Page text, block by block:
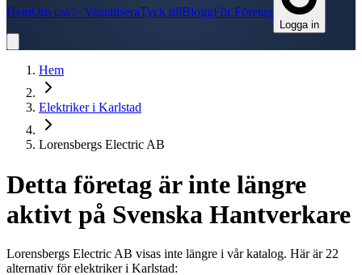
HemOm oss✨ VisualiseraTyck tillBloggFör Företag
Logga in
Hem
Elektrikeri Karlstad
Lorensbergs Electric AB
Detta företag är inte längre
aktivt på Svenska Hantverkare
Lorensbergs Electric AB visas inte längre i vår katalog. Här är 22
alternativ förelektrikeri Karlstad: